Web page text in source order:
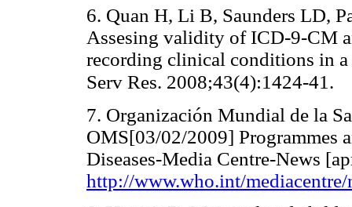
6. Quan H, Li B, Saunders LD,
Assesing validity of ICD-9-CM
recording clinical conditions in
Serv Res. 2008;43(4):1424-41.
7. Organización Mundial de la
OMS[03/02/2009] Programmes
Diseases-Media Centre-News
http://www.who.int/